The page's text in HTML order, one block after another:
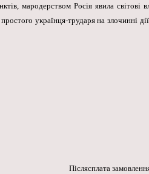
мародерством Росія явила
українця-трударя на злочинні
Післясплата